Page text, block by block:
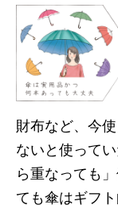
財布など、今
ないと使って
ら重なっても
ても傘はギフ